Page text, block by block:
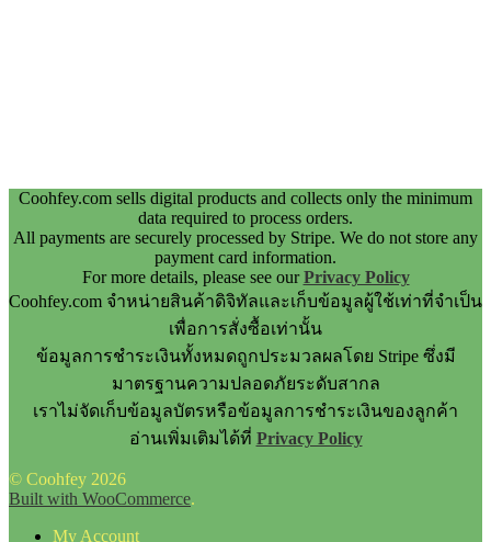
Coohfey.com sells digital products and collects only the minimum
data required to process orders.
All payments are securely processed by Stripe. We do not store any
payment card information.
For more details, please see ourPrivacy Policy
Coohfey.com จำหน่ายสินค้าดิจิทัลและเก็บข้อมูลผู้ใช้เท่าที่จำเป็น
เพื่อการสั่งซื้อเท่านั้น
ข้อมูลการชำระเงินทั้งหมดถูกประมวลผลโดย Stripe ซึ่งมี
มาตรฐานความปลอดภัยระดับสากล
เราไม่จัดเก็บข้อมูลบัตรหรือข้อมูลการชำระเงินของลูกค้า
อ่านเพิ่มเติมได้ที่ Privacy Policy
© Coohfey 2026
Built with WooCommerce.
My Account